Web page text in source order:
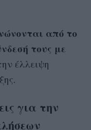
από το
τους με
έλλειψη
για την